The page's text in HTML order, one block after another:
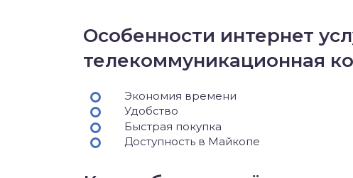
Особенности интернет
телекоммуникационная
Экономия времени
Удобство
Быстрая покупка
Доступность в Майкопе